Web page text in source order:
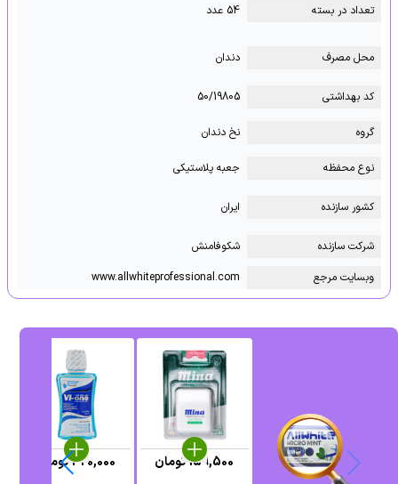
تعداد در بسته 54 عدد
محل مصرف دندان
کد بهداشتی 50/19805
گروه نخ دندان
نوع محفظه جعبه پلاستیکی
کشور سازنده ایران
شرکت سازنده
شکوفامنش
وبسایت مرجع
www.allwhiteprofessional.com
159,500تومان 320,000تومان